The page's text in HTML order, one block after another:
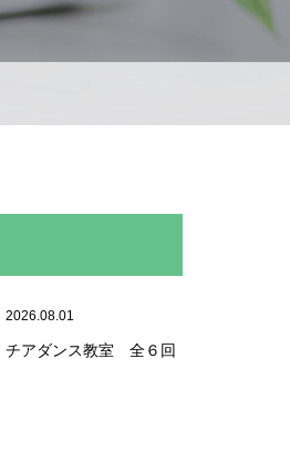
2026.08.01
チアダンス教室 全６回